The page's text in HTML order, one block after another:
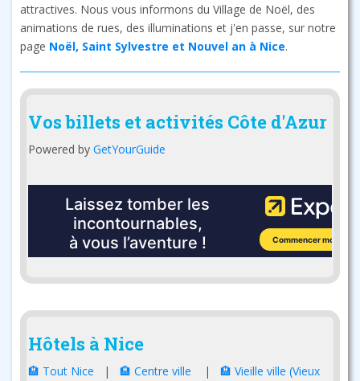
attractives. Nous vous informons du Village de Noël, des
animations de rues, des illuminations et j'en passe, sur notre
page Noël, Saint Sylvestre et Nouvel an à Nice.
Vos billets et activités Côte d'Azur
Powered by GetYourGuide
Hôtels à Nice
🏨 Tout Nice | 🏨 Centre ville | 🏨 Vieille ville (Vieux